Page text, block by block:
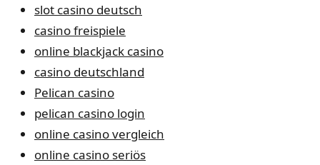
slot casino deutsch
casino freispiele
online blackjack casino
casino deutschland
Pelican casino
pelican casino login
online casino vergleich
online casino seriös